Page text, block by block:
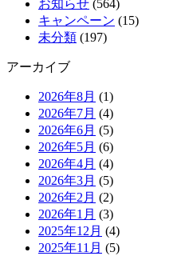
お知らせ (564)
キャンペーン (15)
未分類 (197)
アーカイブ
2026年8月 (1)
2026年7月 (4)
2026年6月 (5)
2026年5月 (6)
2026年4月 (4)
2026年3月 (5)
2026年2月 (2)
2026年1月 (3)
2025年12月 (4)
2025年11月 (5)